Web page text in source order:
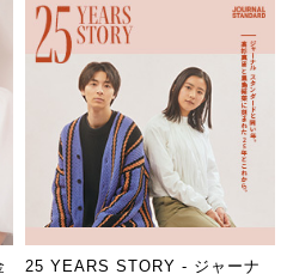
25 YEARS STORY - ジャーナ